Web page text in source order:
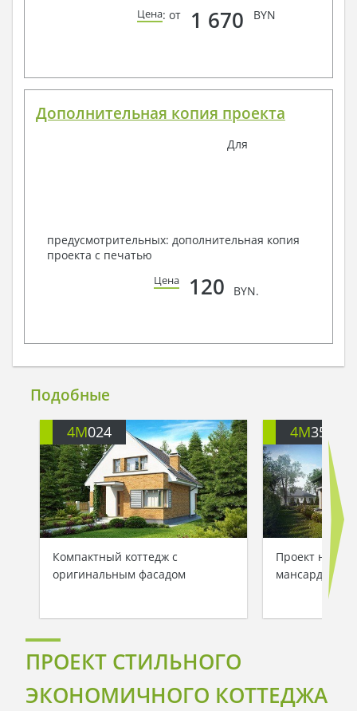
Цена: от 1 670 BYN
Дополнительная копия проекта
Для
предусмотрительных: дополнительная копия
проекта с печатью
Цена 120 BYN.
Подобные
4M024
Компактный коттедж с
оригинальным фасадом
4M352
Проект
мансардой
ПРОЕКТ СТИЛЬНОГО
ЭКОНОМИЧНОГО КОТТЕДЖА